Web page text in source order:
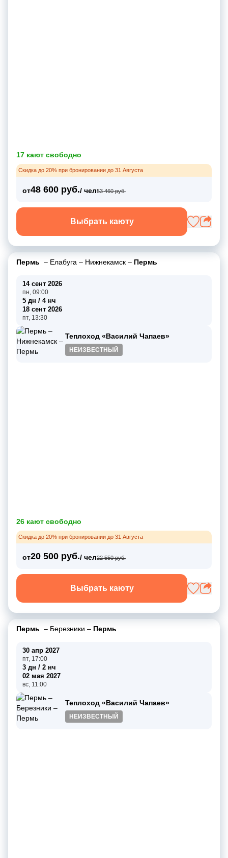
17 кают свободно
Скидка до 20% при бронировании до 31 Августа
от48 600 руб./ чел53 460 руб.
Выбрать каюту
Пермь – Елабуга – Нижнекамск – Пермь
14 сент 2026
пн, 09:00
5 дн / 4 нч
18 сент 2026
пт, 13:30
Теплоход «Василий Чапаев»
НЕИЗВЕСТНЫЙ
26 кают свободно
Скидка до 20% при бронировании до 31 Августа
от20 500 руб./ чел22 550 руб.
Выбрать каюту
Пермь – Березники – Пермь
30 апр 2027
пт, 17:00
3 дн / 2 нч
02 мая 2027
вс, 11:00
Теплоход «Василий Чапаев»
НЕИЗВЕСТНЫЙ